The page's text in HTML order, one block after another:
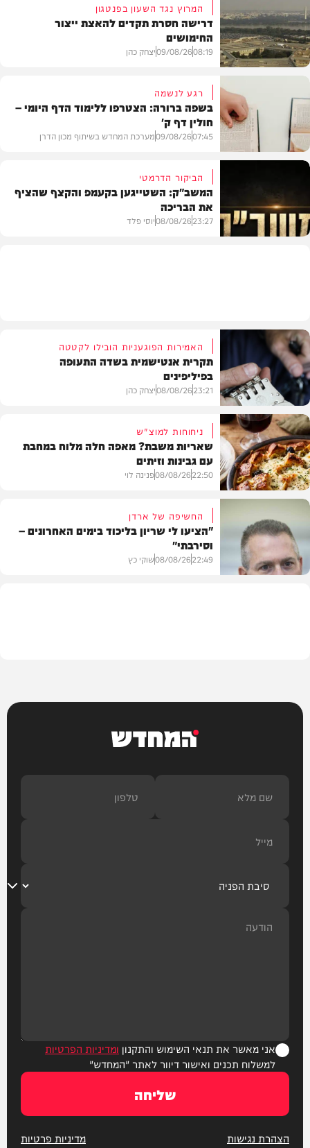
חדשות
המרוץ נגד השעון בפנטגון
דרישה חסרת תקדים להאצת ייצור
החימושים
08:19
09/08/26יצחק כהן
בית המדרש
רגע לנשמה
בשפה ברורה: הצטרפו ללימוד הדף היומי –
חולין דף ק'
07:45
09/08/26מערכת המחדש בשיתוף מכון הדרן
הביקור הדרמטי
המשב"ק: השטייגען בקעמפ והקצף שהציף
את הבריכה
23:27
08/08/26יוסי פלד
חדשות
האמירות הפוגעניות הובילו לקטטה
תקרית אנטישמית בשדה התעופה
בפיליפינים
23:21
08/08/26יצחק כהן
מתכונים
ניחוחות למוצ"ש
שאריות משבת? מאפה חלה מלוח במחבת
עם גבינות וזיתים
22:50
08/08/26פנינה לוי
החשיפה של ארדן
"הציעו לי שריון בליכוד בימים האחרונים –
וסירבתי"
22:49
08/08/26שוקי כץ
המחדש
אני מאשר את תנאי השימוש והתקנון ומדיניות הפרטיות
למשלוח תכנים ואישור דיוור לאתר "המחדש"
שליחה
הצהרת נגישות מדיניות פרטיות